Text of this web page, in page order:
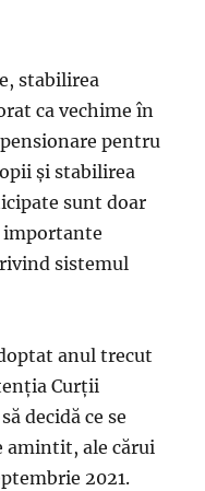
stabilirea
ca vechime în
pentru
şi stabilirea
sunt doar
importante
sistemul
anul trecut
Curţii
decidă ce se
amintit, ale cărui
2021.